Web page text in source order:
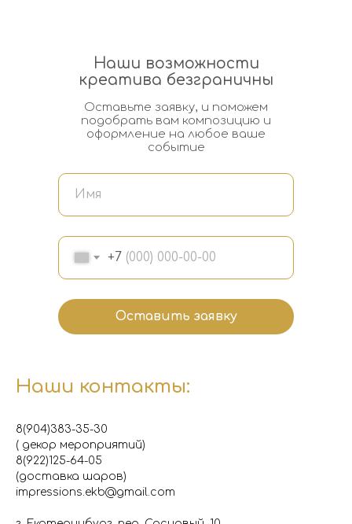
+7
Оставить заявку
Наши возможности
креатива безграничны
Оставьте заявку, и поможем
подобрать вам композицию и
оформление на любое ваше
событие
Наши контакты:
8(904)383-35-30
( декор мероприятий)
8(922)125-64-05
(доставка шаров)
impressions.ekb@gmail.com